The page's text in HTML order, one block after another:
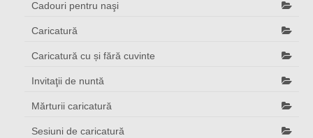
Cadouri pentru naşi
Caricatură
Caricatură cu și fără cuvinte
Invitaţii de nuntă
Mărturii caricatură
Sesiuni de caricatură